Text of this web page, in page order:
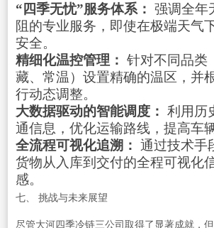
“四季无忧”服务体系： 强调全年
阻的专业服务，即使在极端天气
安全。
精细化温控管理： 针对不同品类
藏、常温）设置精确的温区，并
行动态调整。
大数据驱动的智能调度： 利用历
通信息，优化运输路线，提高车
全流程可视化追溯： 通过技术手
货物从入库到交付的全程可视化
感。
七、 挑战与未来展望
尽管大河四季冷链三公司取得了显著成就，